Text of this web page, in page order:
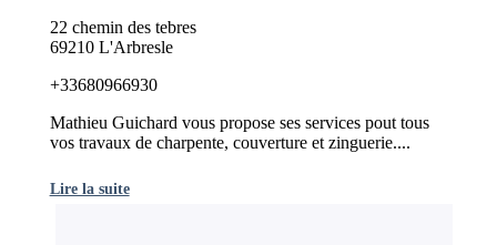
22 chemin des tebres
69210 L'Arbresle
+33680966930
Mathieu Guichard vous propose ses services pout tous
vos travaux de charpente, couverture et zinguerie....
Lire la suite